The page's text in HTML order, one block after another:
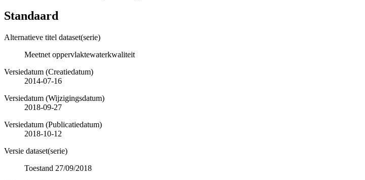
Standaard
Alternatieve titel dataset(serie)
Meetnet oppervlaktewaterkwaliteit
Versiedatum (Creatiedatum)
2014-07-16
Versiedatum (Wijzigingsdatum)
2018-09-27
Versiedatum (Publicatiedatum)
2018-10-12
Versie dataset(serie)
Toestand 27/09/2018